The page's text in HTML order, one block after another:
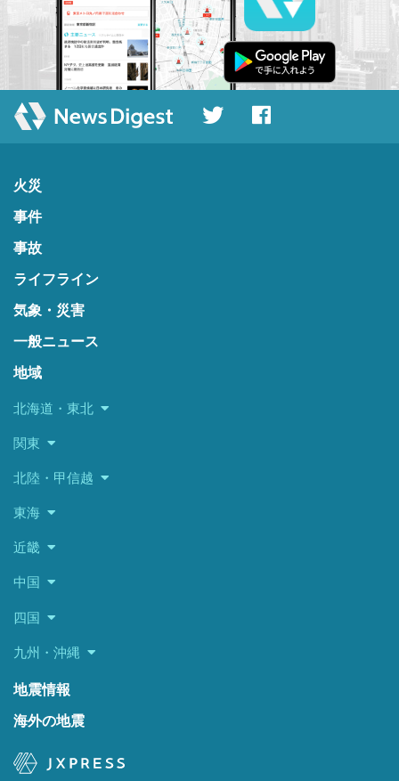
火災
事件
事故
ライフライン
気象・災害
一般ニュース
地域
北海道・東北
関東
北陸・甲信越
東海
近畿
中国
四国
九州・沖縄
地震情報
海外の地震